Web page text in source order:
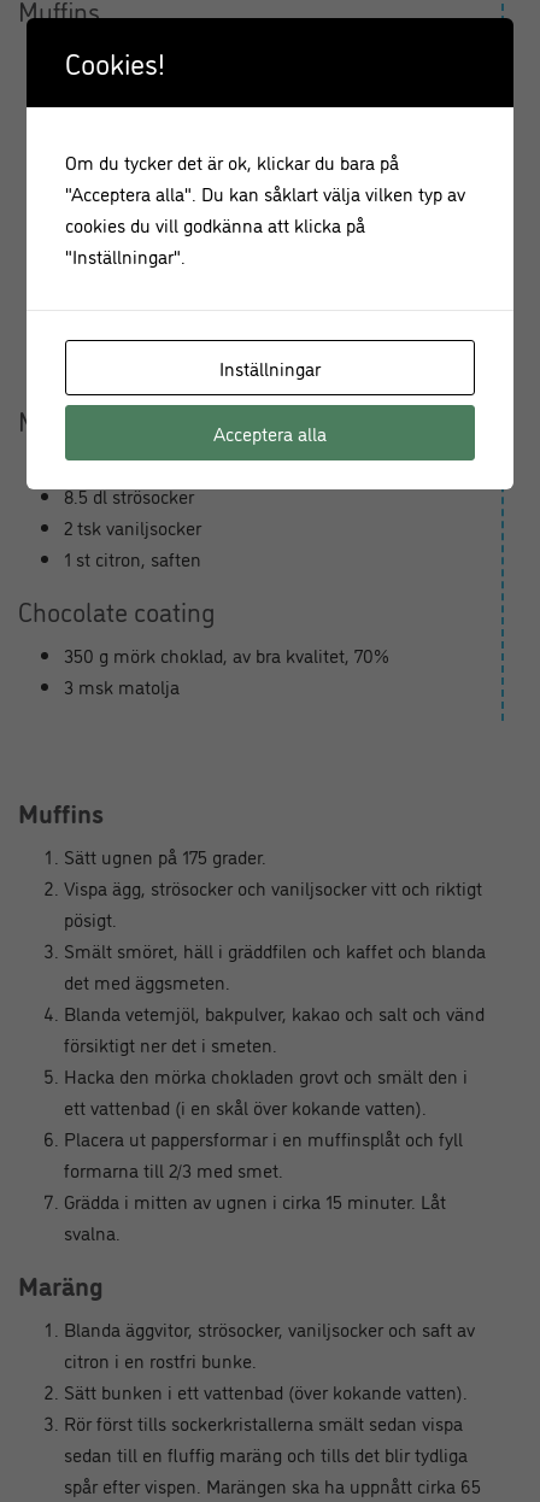
Muffins
3 st ägg, ekologiska
1 dl gräddfil
2 msk kallt kaffe
2 tsk bakpulver
4 mskkakao av god kvalitet
1 nypa salt
mörk choklad, av bra kvalitet, 70 %
Maräng
6 st äggvitor, ekologiska
8.5 dl strösocker
2 tsk vaniljsocker
1 st citron, saften
Chocolate coating
350 g mörk choklad, av bra kvalitet, 70%
3 msk matolja
Muffins
Sätt ugnen på 175 grader.
Vispa ägg, strösocker och vaniljsocker vitt och riktigt
pösigt.
Smält smöret, häll i gräddfilen och kaffet och blanda
det med äggsmeten.
Blanda vetemjöl, bakpulver, kakao och salt och vänd
försiktigt ner det i smeten.
Hacka den mörka chokladen grovt och smält den i
ett vattenbad (i en skål över kokande vatten).
Placera ut pappersformar i en muffinsplåt och fyll
formarna till 2/3 med smet.
Grädda i mitten av ugnen i cirka 15 minuter. Låt
svalna.
Maräng
Blanda äggvitor, strösocker, vaniljsocker och saft av
citron i en rostfri bunke.
Sätt bunken i ett vattenbad (över kokande vatten).
Rör först tills sockerkristallerna smält sedan vispa
sedan till en fluffig maräng och tills det blir tydliga
spår efter vispen. Marängen ska ha uppnått cirka 65
Cookies!
Om du tycker det är ok, klickar du bara på
"Acceptera alla". Du kan såklart välja vilken typ av
cookies du vill godkänna att klicka på
"Inställningar".
Inställningar
Acceptera alla